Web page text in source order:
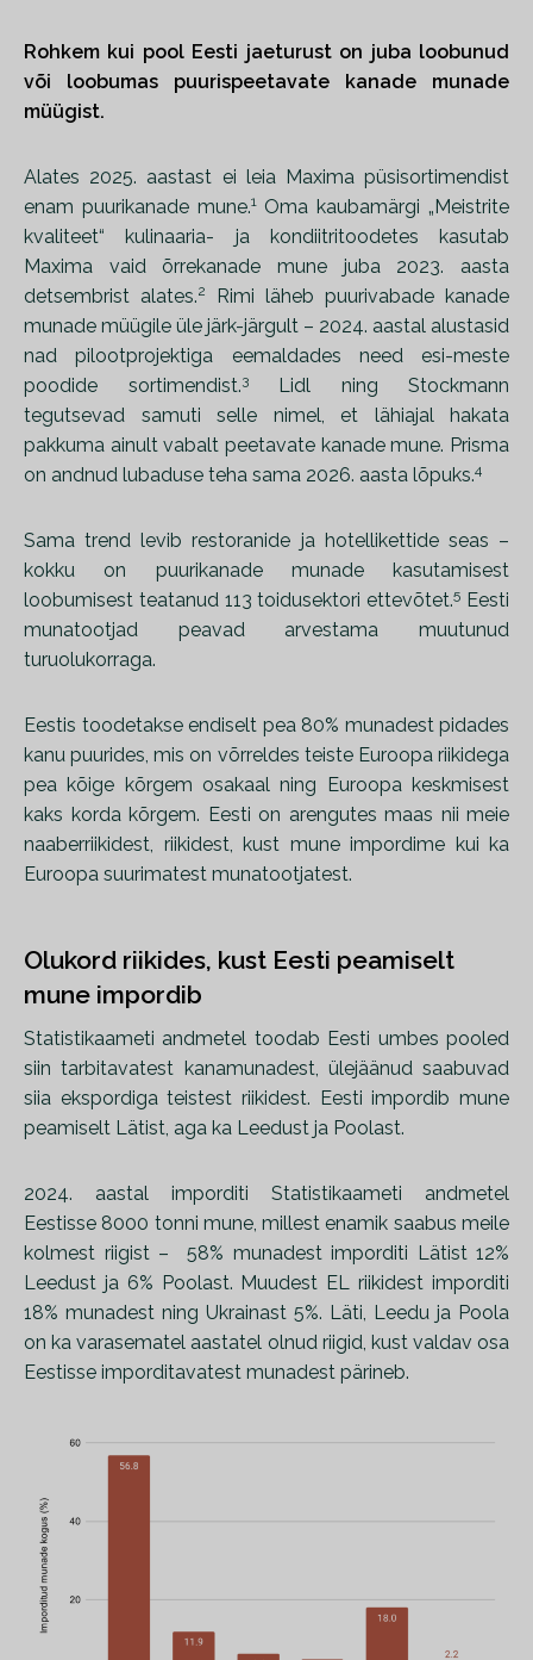
Rohkem kui pool Eesti jaeturust on juba loobunud
või loobumas puurispeetavate kanade munade
müügist.
Alates 2025. aastast ei leia Maxima püsisortimendist
enam puurikanade mune.1Oma kaubamärgi „Meistrite
kvaliteet“ kulinaaria- ja kondiitritoodetes kasutab
Maxima vaid õrrekanade mune juba 2023. aasta
detsembrist alates.2
Rimi läheb puurivabade kanade
munade müügile üle järk-järgult – 2024. aastal alustasid
nad pilootprojektiga eemaldades need esi-meste
poodide sortimendist.3Lidl ning Stockmann
tegutsevad samuti selle nimel, et lähiajal hakata
pakkuma ainult vabalt peetavate kanade mune. Prisma
on andnud lubaduse teha sama 2026. aasta lõpuks.4
Sama trend levib restoranide ja hotellikettide seas –
kokku on puurikanade munade kasutamisest
loobumisest teatanud 113 toidusektori ettevõtet.5 Eesti
munatootjad peavad arvestama muutunud
turuolukorraga.
Eestis toodetakse endiselt pea 80% munadest pidades
kanu puurides, mis on võrreldes teiste Euroopa riikidega
pea kõige kõrgem osakaal ning Euroopa keskmisest
kaks korda kõrgem. Eesti on arengutes maas nii meie
naaberriikidest, riikidest, kust mune impordime kui ka
Euroopa suurimatest munatootjatest.
Olukord riikides, kust Eesti peamiselt
mune impordib
Statistikaameti andmetel toodab Eesti umbes pooled
siin tarbitavatest kanamunadest, ülejäänud saabuvad
siia ekspordiga teistest riikidest. Eesti impordib mune
peamiselt Lätist, aga ka Leedust ja Poolast.
2024. aastal imporditi Statistikaameti andmetel
Eestisse 8000 tonni mune, millest enamik saabus meile
kolmest riigist – 58% munadest imporditi Lätist 12%
Leedust ja 6% Poolast. Muudest EL riikidest imporditi
18% munadest ning Ukrainast 5%. Läti, Leedu ja Poola
on ka varasematel aastatel olnud riigid, kust valdav osa
Eestisse imporditavatest munadest pärineb.